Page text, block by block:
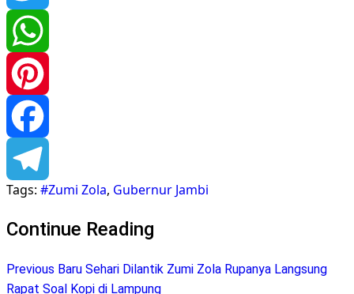
Twitter
WhatsApp
Pinterest
Facebook
Telegram
Tags: #Zumi Zola, Gubernur Jambi
Continue Reading
Previous Baru Sehari Dilantik Zumi Zola Rupanya Langsung
Rapat Soal Kopi di Lampung